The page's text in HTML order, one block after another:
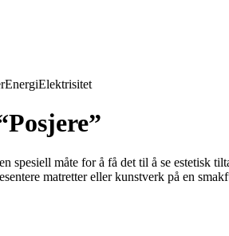
EnergiElektrisitet
spesiell måte for å få det til å se
matretter eller kunstverk på en